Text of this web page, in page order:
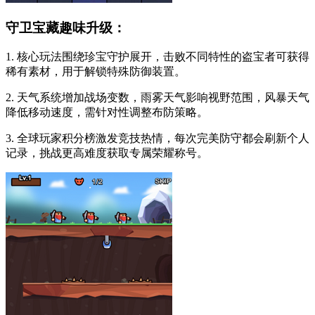
守卫宝藏趣味升级：
1. 核心玩法围绕珍宝守护展开，击败不同特性的盗宝者可获得
稀有素材，用于解锁特殊防御装置。
2. 天气系统增加战场变数，雨雾天气影响视野范围，风暴天气
降低移动速度，需针对性调整布防策略。
3. 全球玩家积分榜激发竞技热情，每次完美防守都会刷新个人
记录，挑战更高难度获取专属荣耀称号。